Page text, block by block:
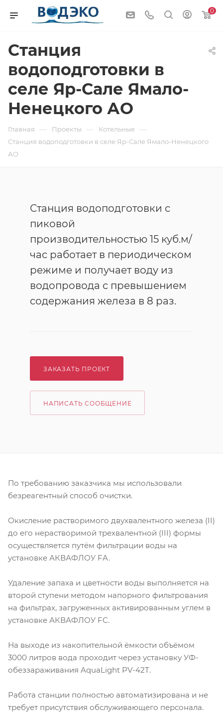
0
Станция
водоподготовки в
селе Яр-Сале Ямало-
Ненецкого АО
Главная — Проекты — Котельные —
Станция водоподготовки в селе Яр-Сале Ямало-Ненецкого
АО
Станция водоподготовки с
пиковой
производительностью 15 куб.м/
час работает в периодическом
режиме и получает воду из
водопровода с превышением
содержания железа в 8 раз.
ЗАКАЗАТЬ ПРОЕКТ
НАПИСАТЬ СООБЩЕНИЕ
По требованию заказчика мы использовали
безреагентный способ очистки.
Окисление растворимого двухвалентного железа (II)
до его нерастворимой трехвалентной (III) формы
осуществляется путём фильтрации воды на
установке АКВАФЛОУ FA.
Удаление запаха и цветности воды выполняется на
второй ступени методом напорного фильтрования
на фильтрах, загруженных активированным углем в
установке АКВАФЛОУ FC.
На выходе из накопительной ёмкости объёмом
3000 литров вода проходит через установку УФ-
обеззараживания AquaLight PV-42T.
Работа станции полностью автоматизирована и не
требует присутствия обслуживающего персонала.